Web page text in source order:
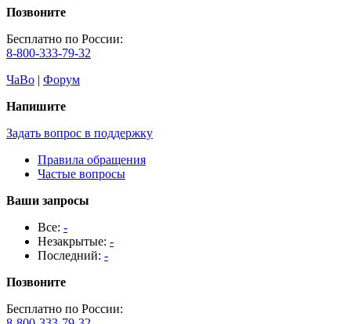
Позвоните
Бесплатно по России:
8-800-333-79-32
ЧаВо | Форум
Напишите
Задать вопрос в поддержку
Правила обращения
Частые вопросы
Ваши запросы
Все: -
Незакрытые: -
Последний: -
Позвоните
Бесплатно по России: